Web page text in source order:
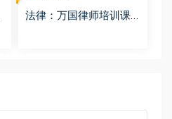
法律：万国律师培训课